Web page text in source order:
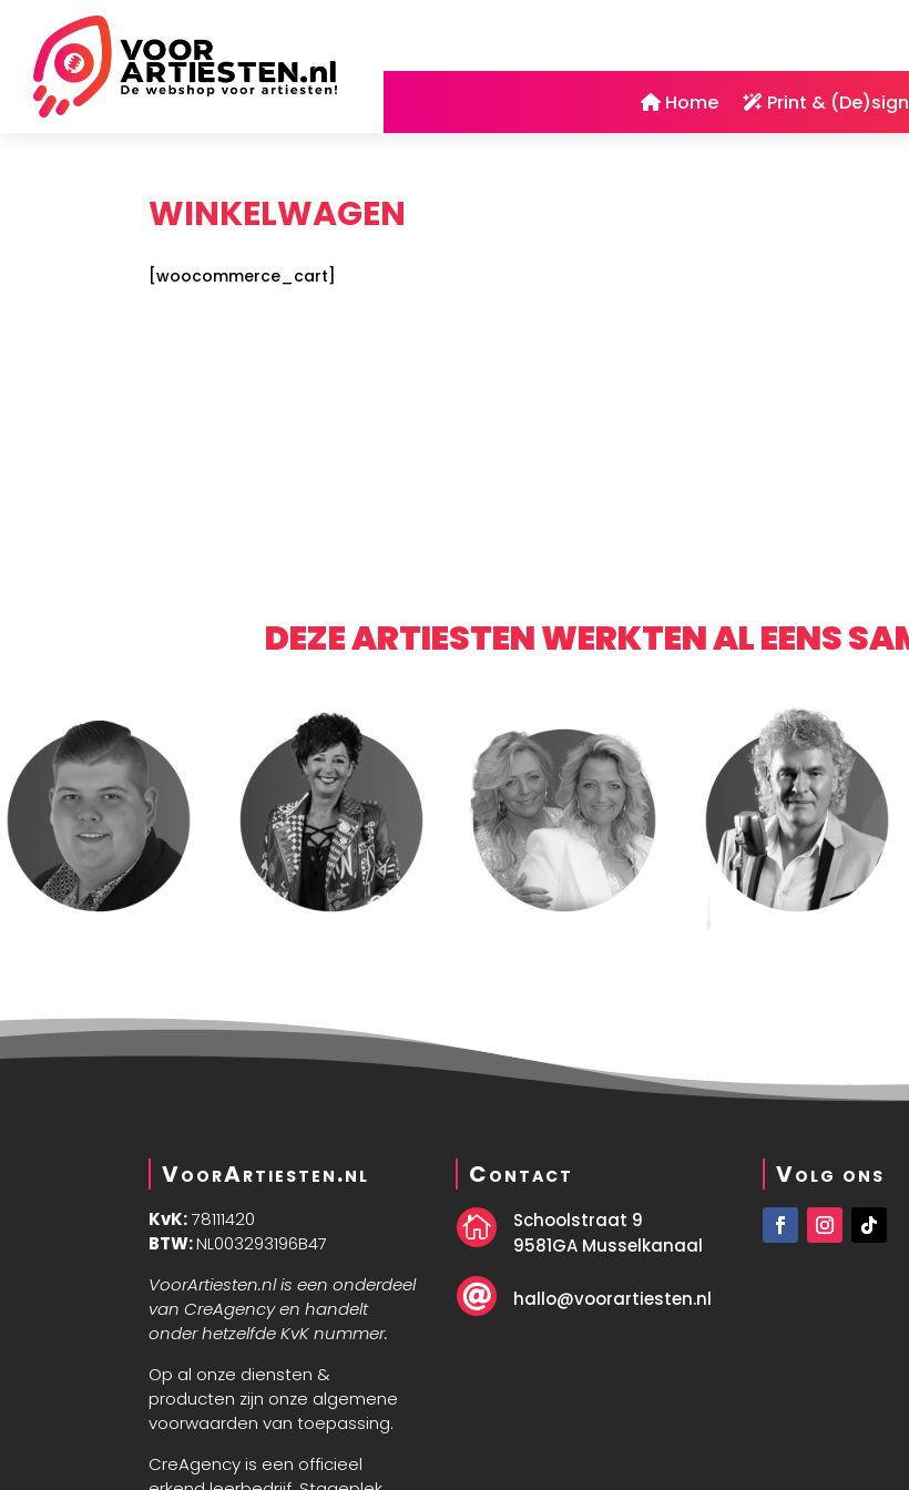
Home Print & (De)sign
WINKELWAGEN
[woocommerce_cart]
DEZE ARTIESTEN WERKTEN AL EENS
VoorArtiesten.nl
KvK: 78111420
BTW:NL003293196B47
VoorArtiesten.nl is een onderdeel
van CreAgency en handelt
onder hetzelfde KvK nummer.
Op al onze diensten &
producten zijn onze algemene
voorwaarden van toepassing.
CreAgency is een officieel
Contact

Schoolstraat 9
9581GA Musselkanaal
 hallo@voorartiesten.nl
Volg ons